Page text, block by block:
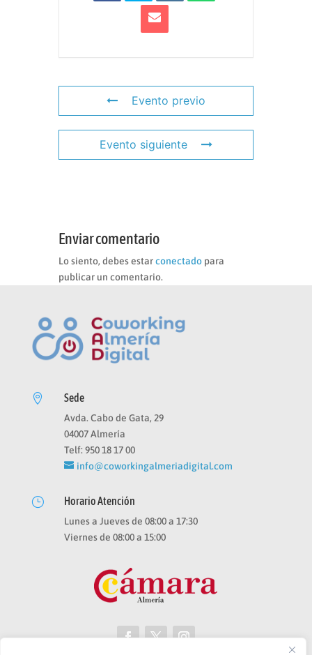
Evento previo
Evento siguiente
Enviar comentario
Lo siento, debes estarconectado para
publicar un comentario.
 Sede
Avda. Cabo de Gata, 29
04007 Almería
Telf: 950 18 17 00
info@coworkingalmeriadigital.com
} Horario Atención
Lunes a Jueves de 08:00 a 17:30
Viernes de 08:00 a 15:00